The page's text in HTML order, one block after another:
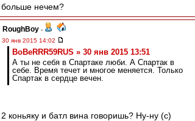
больше нечем?
RoughBoy -
30 янв 2015 14:02
BoBeRRR59RUS » 30 янв 2015 13:51
А ты не себя в Спартаке люби. А Спартак в
себе. Время течет и многое меняется. Только
Спартак в сердце вечен.
2 коньяку и батл вина говоришь? Ну-ну (с)